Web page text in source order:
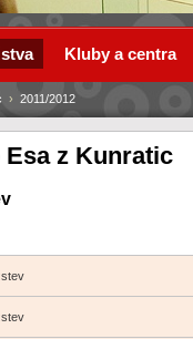
z Kunratic
› 2011/2012
Kluby a centra